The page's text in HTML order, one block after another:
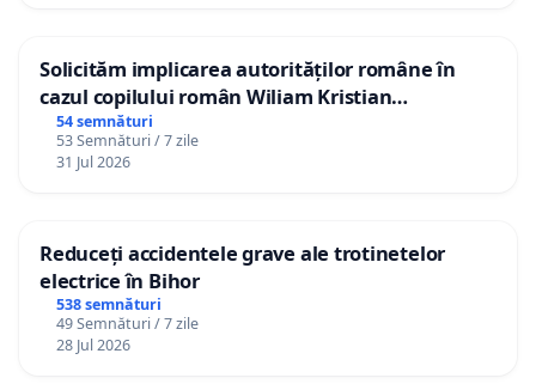
Solicităm implicarea autorităților române în
cazul copilului român Wiliam Kristian
Gheorghe, aflat în plasament în Danemarca de
12 ani
54 semnături
53 Semnături / 7 zile
31 Jul 2026
Reduceți accidentele grave ale trotinetelor
electrice în Bihor
538 semnături
49 Semnături / 7 zile
28 Jul 2026